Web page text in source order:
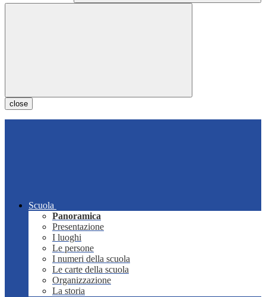
close
Scuola
Panoramica
Presentazione
I luoghi
Le persone
I numeri della scuola
Le carte della scuola
Organizzazione
La storia